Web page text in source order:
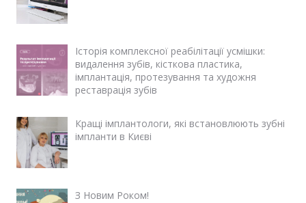
Історія комплексної реабілітації усмішки:
видалення зубів, кісткова пластика,
імплантація, протезування та художня
реставрація зубів
Кращі імплантологи, які встановлюють зубні
імпланти в Києві
З Новим Роком!